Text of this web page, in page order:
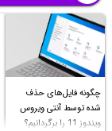
چگونه فایل‌های حذف
شده توسط آنتی ویروس
ویندوز 11 را برگردانیم؟